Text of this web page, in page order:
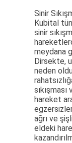
Sinir
Kubital
sinir
meydana
Dirsekte,
neden
hareket
ağrı ve
eldeki